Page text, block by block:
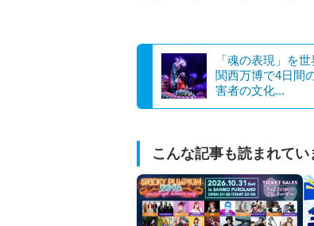
「魂の表現」を
関西万博で4日間
害者の文化...
こんな記事も読まれてい